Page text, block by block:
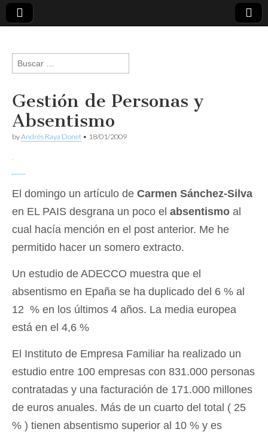
andresraya.com
gestión de
personas,
talento e
Buscar:
Gestión de Personas y
Absentismo
byAndrés Raya Donet • 18/01/2009
El domingo un artículo de Carmen Sánchez-Silva
en EL PAIS desgrana un poco el absentismo al
cual hacía mención en el post anterior. Me he
permitido hacer un somero extracto.
Un estudio de ADECCO muestra que el
absentismo en Epaña se ha duplicado del 6 % al
12 % en los últimos 4 años. La media europea
está en el 4,6 %
El Instituto de Empresa Familiar ha realizado un
estudio entre 100 empresas con 831.000 personas
contratadas y una facturación de 171.000 millones
de euros anuales. Más de un cuarto del total ( 25
% ) tienen absentismo superior al 10 % y es